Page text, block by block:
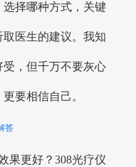
择哪种方式，关键
医生的建议。我知
，但千万不要灰心
要相信自己。
答
果更好？308光疗仪